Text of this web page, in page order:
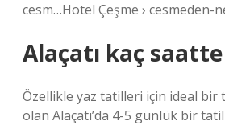
cesm…Hotel Çeşme › cesmeden-
Alaçatı kaç
Özellikle yaz tatilleri için ideal bir
olan Alaçatı’da 4-5 günlük bir